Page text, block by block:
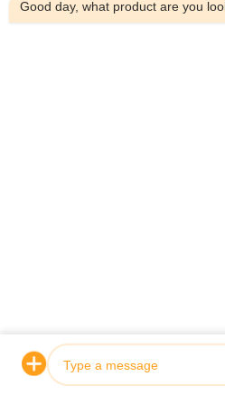
À La MaisonÀ Propos De
NouvellesLe BlogNous
Good day, what product are you